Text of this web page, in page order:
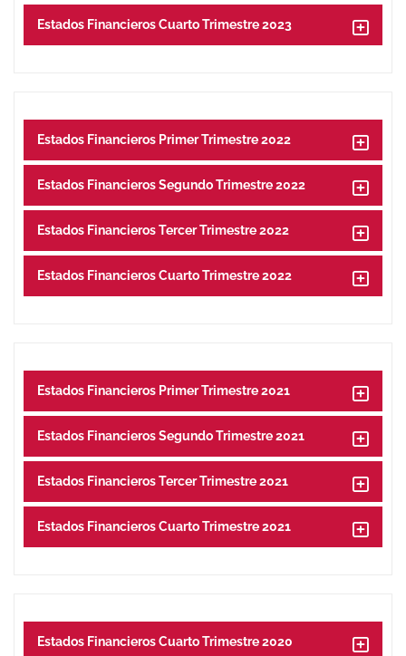
Estados Financieros Cuarto Trimestre 2023
Estados Financieros Primer Trimestre 2022
Estados Financieros Segundo Trimestre 2022
Estados Financieros Tercer Trimestre 2022
Estados Financieros Cuarto Trimestre 2022
Estados Financieros Primer Trimestre 2021
Estados Financieros Segundo Trimestre 2021
Estados Financieros Tercer Trimestre 2021
Estados Financieros Cuarto Trimestre 2021
Estados Financieros Cuarto Trimestre 2020